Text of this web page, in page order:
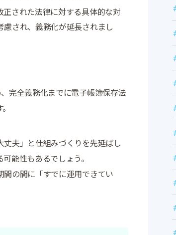
された法律に対する具体的な対
され、義務化が延長されまし
完全義務化までに電子帳簿保存法
丈夫」と仕組みづくりを先延ばし
能性もあるでしょう。
の間に「すでに運用できてい